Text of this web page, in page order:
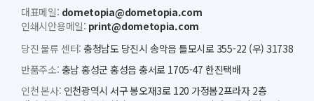
대표메일: dometopia@dometopia.com
인쇄시안용메일: print@dometopia.com
당진 물류 센터: 충청남도 당진시 송악읍 틀모시로 355-22 (우) 31738
반품주소: 충남 홍성군 홍성읍 충서로 1705-47 한진택배
인천 본사: 인천광역시 서구 봉오재3로 120 가정봄2프라자 2층